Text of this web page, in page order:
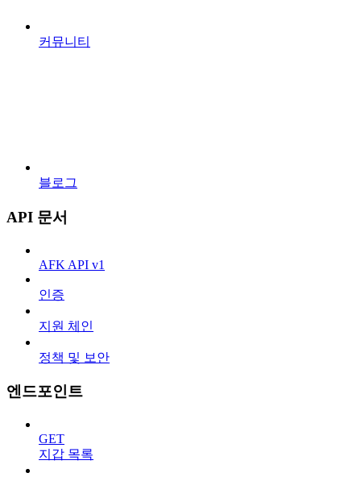
커뮤니티
블로그
API 문서
AFK API v1
인증
지원 체인
정책 및 보안
엔드포인트
GET
지갑 목록